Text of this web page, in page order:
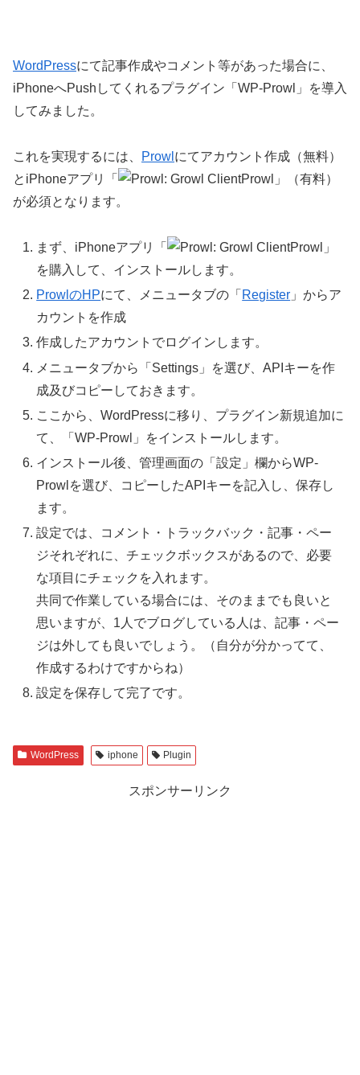
WordPressにて記事作成やコメント等があった場合に、
iPhoneへPushしてくれるプラグイン「WP-Prowl」を導入
してみました。
これを実現するには、 Prowl にてアカウント作成（無料）
とiPhoneアプリ「
Prowl」（有料）
が必須となります。
まず、iPhoneアプリ「
Prowl」
を購入して、インストールします。
ProwlのHPにて、メニュータブの「 Register 」からア
カウントを作成
作成したアカウントでログインします。
メニュータブから「Settings」を選び、APIキーを作
成及びコピーしておきます。
ここから、WordPressに移り、プラグイン新規追加に
て、「WP-Prowl」をインストールします。
インストール後、管理画面の「設定」欄からWP-
Prowlを選び、コピーしたAPIキーを記入し、保存し
ます。
設定では、コメント・トラックバック・記事・ペー
ジそれぞれに、チェックボックスがあるので、必要
な項目にチェックを入れます。
共同で作業している場合には、そのままでも良いと
思いますが、1人でブログしている人は、記事・ペー
ジは外しても良いでしょう。（自分が分かってて、
作成するわけですからね）
設定を保存して完了です。
WordPress iphone Plugin
スポンサーリンク